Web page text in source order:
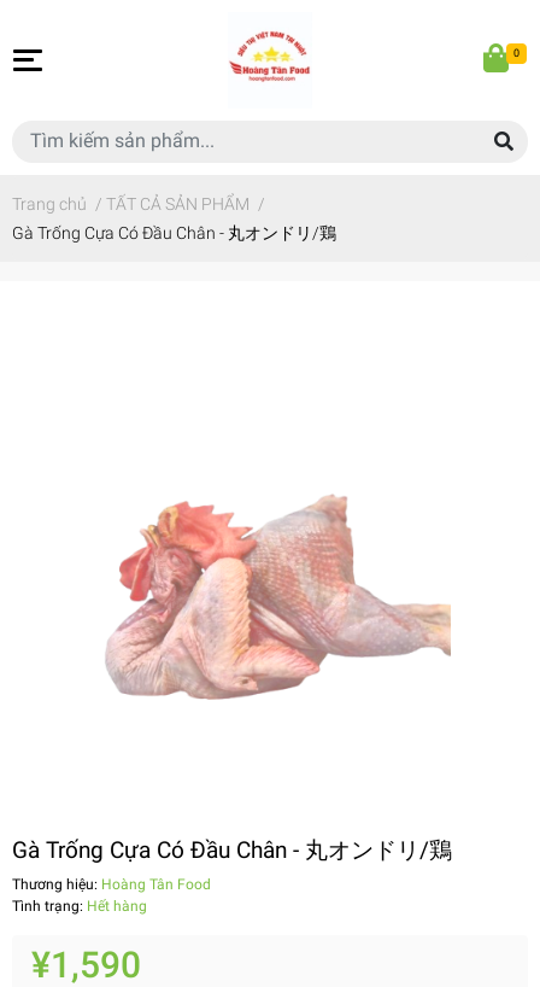
0
Trang chủ / TẤT CẢ SẢN PHẨM /
Gà Trống Cựa Có Đầu Chân - 丸オンドリ/鶏
Gà Trống Cựa Có Đầu Chân - 丸オンドリ/鶏
Thương hiệu: Hoàng Tân Food
Tình trạng: Hết hàng
¥1,590